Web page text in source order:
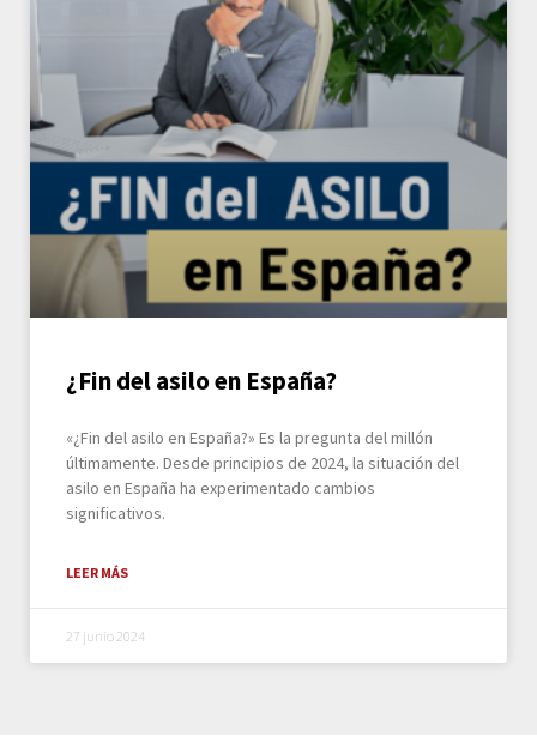
¿Fin del asilo en España?
«¿Fin del asilo en España?» Es la pregunta del millón
últimamente. Desde principios de 2024, la situación del
asilo en España ha experimentado cambios
significativos.
LEER MÁS
27 junio 2024